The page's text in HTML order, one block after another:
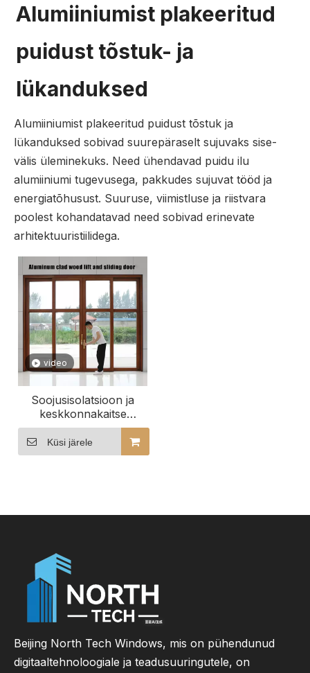
Alumiiniumist plakeeritud
puidust tõstuk- ja
lükanduksed
Alumiiniumist plakeeritud puidust tõstuk ja
lükanduksed sobivad suurepäraselt sujuvaks sise-
välis üleminekuks. Need ühendavad puidu ilu
alumiiniumi tugevusega, pakkudes sujuvat tööd ja
energiatõhusust. Suuruse, viimistluse ja riistvara
poolest kohandatavad need sobivad erinevate
arhitektuuristiilidega.
video
Soojusisolatsioon ja
keskkonnakaitse
Alumiiniumpuidust
lükanduksed
Küsi järele
Beijing North Tech Windows, mis on pühendunud
digitaaltehnoloogiale ja teadusuuringutele, on